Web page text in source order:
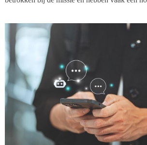
samenwerking in teams regelmatig stroef.
genomen, irritaties blijven onderhuids, energie
eindeloze overleggen en daardoor blijven